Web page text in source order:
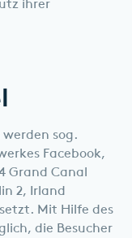
ihrer
sog.
Facebook,
Grand Canal
2, Irland
Mit Hilfe des
die Besucher